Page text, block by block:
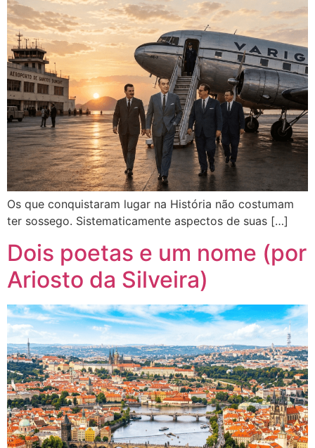
Os que conquistaram lugar na História não costumam
ter sossego. Sistematicamente aspectos de suas […]
Dois poetas e um nome (por
Ariosto da Silveira)